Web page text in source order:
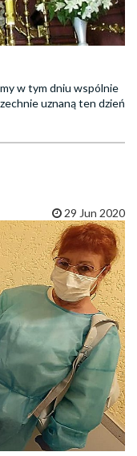
w tym dniu wspólnie
uznaną ten dzień
29 Jun 2020